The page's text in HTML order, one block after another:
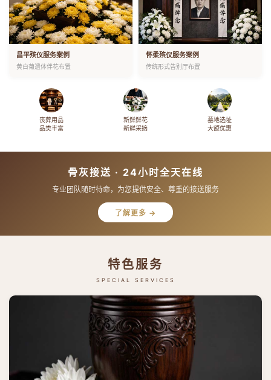
昌平殡仪服务案例
黄白菊遗体伴花布置
怀柔殡仪服务案例
传统形式告别厅布置
丧葬用品
品类丰富
新鲜鲜花
新鲜采摘
墓地选址
大额优惠
骨灰接送 · 24小时全天在线
专业团队随时待命，为您提供安全、尊重的接送服务
了解更多 →
特色服务
SPECIAL SERVICES